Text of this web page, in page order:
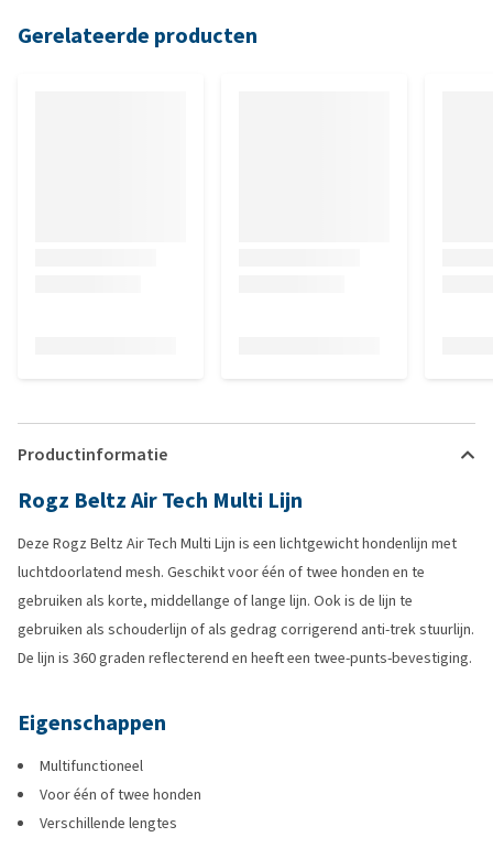
Gerelateerde producten
Productinformatie
Rogz Beltz Air Tech Multi Lijn
Deze Rogz Beltz Air Tech Multi Lijn is een lichtgewicht hondenlijn met
luchtdoorlatend mesh. Geschikt voor één of twee honden en te
gebruiken als korte, middellange of lange lijn. Ook is de lijn te
gebruiken als schouderlijn of als gedrag corrigerend anti-trek stuurlijn.
De lijn is 360 graden reflecterend en heeft een twee-punts-bevestiging.
Eigenschappen
Multifunctioneel
Voor één of twee honden
Verschillende lengtes